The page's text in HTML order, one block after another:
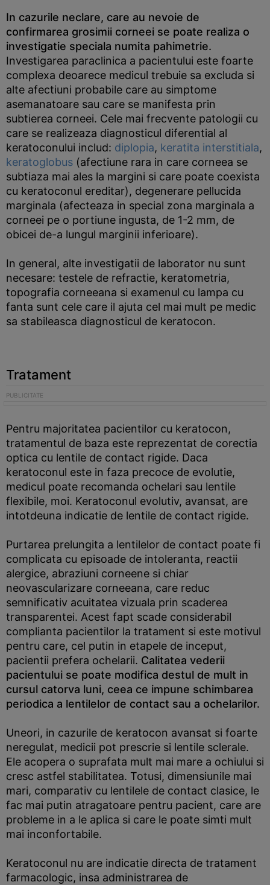
In cazurile neclare, care au nevoie de
confirmarea grosimii corneei se poate realiza o
investigatie speciala numita pahimetrie.
Investigarea paraclinica a pacientului este foarte
complexa deoarece medicul trebuie sa excluda si
alte afectiuni probabile care au simptome
asemanatoare sau care se manifesta prin
subtierea corneei. Cele mai frecvente patologii cu
care se realizeaza diagnosticul diferential al
keratoconului includ: diplopia, keratita interstitiala,
keratoglobus (afectiune rara in care corneea se
subtiaza mai ales la margini si care poate coexista
cu keratoconul ereditar), degenerare pellucida
marginala (afecteaza in special zona marginala a
corneei pe o portiune ingusta, de 1-2 mm, de
obicei de-a lungul marginii inferioare).
In general, alte investigatii de laborator nu sunt
necesare: testele de refractie, keratometria,
topografia corneeana si examenul cu lampa cu
fanta sunt cele care il ajuta cel mai mult pe medic
sa stabileasca diagnosticul de keratocon.
Tratament
Pentru majoritatea pacientilor cu keratocon,
tratamentul de baza este reprezentat de corectia
optica cu lentile de contact rigide. Daca
keratoconul este in faza precoce de evolutie,
medicul poate recomanda ochelari sau lentile
flexibile, moi. Keratoconul evolutiv, avansat, are
intotdeuna indicatie de lentile de contact rigide.
Purtarea prelungita a lentilelor de contact poate fi
complicata cu episoade de intoleranta, reactii
alergice, abraziuni corneene si chiar
neovascularizare corneeana, care reduc
semnificativ acuitatea vizuala prin scaderea
transparentei. Acest fapt scade considerabil
complianta pacientilor la tratament si este motivul
pentru care, cel putin in etapele de inceput,
pacientii prefera ochelarii. Calitatea vederii
pacientului se poate modifica destul de mult in
cursul catorva luni, ceea ce impune schimbarea
periodica a lentilelor de contact sau a ochelarilor.
Uneori, in cazurile de keratocon avansat si foarte
neregulat, medicii pot prescrie si lentile sclerale.
Ele acopera o suprafata mult mai mare a ochiului si
cresc astfel stabilitatea. Totusi, dimensiunile mai
mari, comparativ cu lentilele de contact clasice, le
fac mai putin atragatoare pentru pacient, care are
probleme in a le aplica si care le poate simti mult
mai inconfortabile.
Keratoconul nu are indicatie directa de tratament
farmacologic, insa administrarea de